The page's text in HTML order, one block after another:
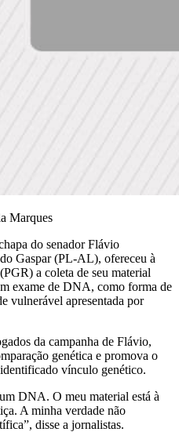
Marques
do senador Flávio
Gaspar (PL-AL), ofereceu à
a coleta de seu material
exame de DNA, como forma de
vulnerável apresentada por
da campanha de Flávio,
genética e promova o
vínculo genético.
DNA. O meu material está à
A minha verdade não
disse a jornalistas.